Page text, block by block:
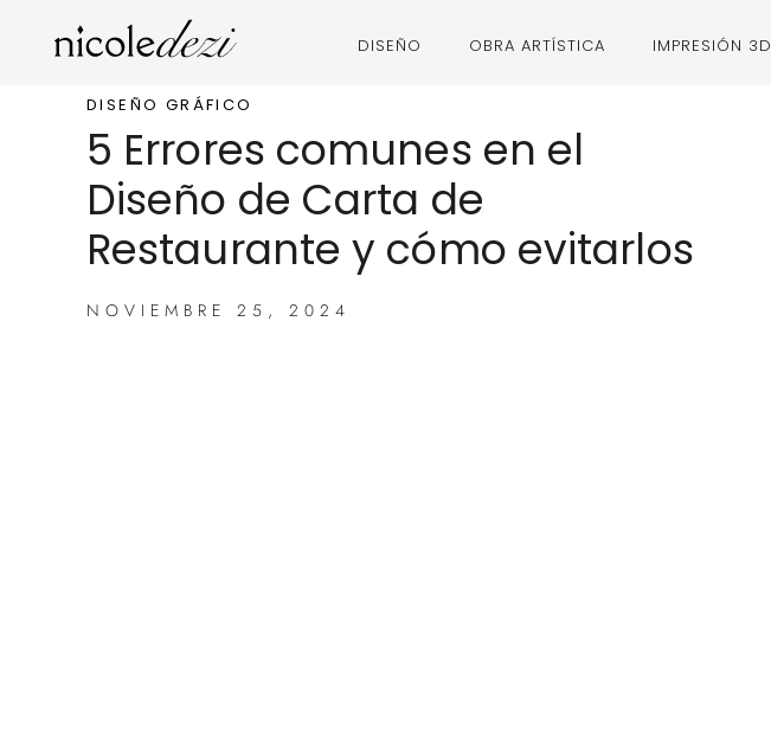
DISEÑO OBRA ARTÍSTICA IMPRESIÓN 3D
DISEÑO GRÁFICO
5 Errores comunes en el
Diseño de Carta de
Restaurante y cómo evitarlos
NOVIEMBRE 25, 2024